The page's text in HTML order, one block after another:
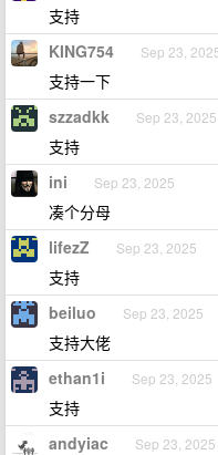
支持
KING754 Sep 23,
支持一下
szzadkk Sep 23, 2025
支持
ini Sep 23, 2025
凑个分母
lifezZ Sep 23, 2025
支持
beiluo Sep 23, 2025
支持大佬
ethan1i Sep 23, 2025
支持
andyiac Sep 23, 2025